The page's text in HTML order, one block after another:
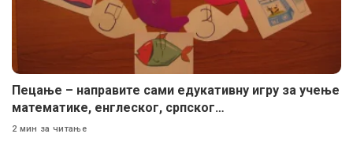
Пецање – направите сами едукативну игру за учење
математике, енглеског, српског…
2 мин за читање